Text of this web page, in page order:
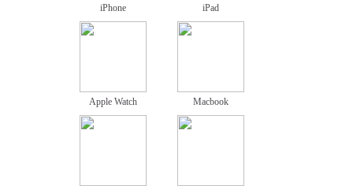
iPhone iPad
Apple Watch Macbook